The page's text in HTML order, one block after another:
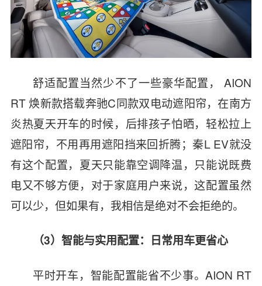
舒适配置当然少不了一些豪华配置， AION
RT 焕新款搭载奔驰C同款双电动遮阳帘，在南方
炎热夏天开车的时候，后排孩子怕晒，轻松拉上
遮阳帘，不用再用遮阳挡来回折腾；秦L EV就没
有这个配置，夏天只能靠空调降温，只能说既费
电又不够方便，对于家庭用户来说，这配置虽然
可以少，但如果有，我相信是绝对不会拒绝的。
（3）智能与实用配置：日常用车更省心
平时开车，智能配置能省不少事。AION RT